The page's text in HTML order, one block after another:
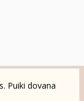
Puiki dovana